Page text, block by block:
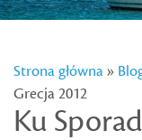
Strona główna»
Grecja 2012
Ku